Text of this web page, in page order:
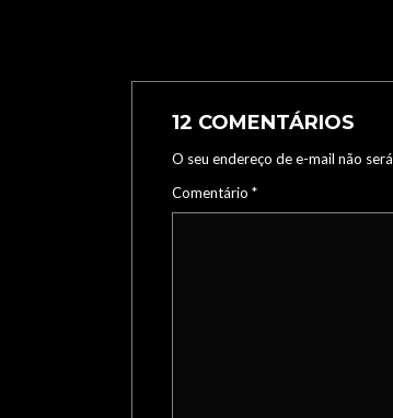
12 COMENTÁRIOS
O seu endereço de e-mail não
Comentário *